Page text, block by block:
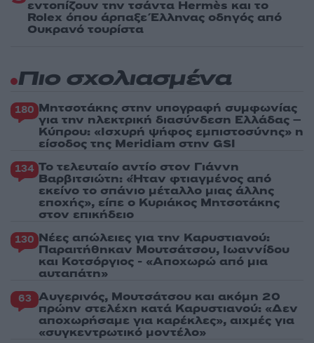
εντοπίζουν την τσάντα Hermès και το
Rolex όπου άρπαξε Έλληνας οδηγός από
Ουκρανό τουρίστα
Πιο σχολιασμένα
180 Μητσοτάκης στην υπογραφή συμφωνίας
για την ηλεκτρική διασύνδεση Ελλάδας –
Κύπρου: «Ισχυρή ψήφος εμπιστοσύνης» η
είσοδος της Meridiam στην GSI
134 Το τελευταίο αντίο στον Γιάννη
Βαρβιτσιώτη: «Ήταν φτιαγμένος από
εκείνο το σπάνιο μέταλλο μιας άλλης
εποχής», είπε ο Κυριάκος Μητσοτάκης
στον επικήδειο
130 Νέες απώλειες για την Καρυστιανού:
Παραιτήθηκαν Μουτσάτσου, Ιωαννίδου
και Κοτσόργιος - «Αποχωρώ από μια
αυταπάτη»
63 Αυγερινός, Μουτσάτσου και ακόμη 20
πρώην στελέχη κατά Καρυστιανού: «Δεν
αποχωρήσαμε για καρέκλες», αιχμές για
«συγκεντρωτικό μοντέλο»